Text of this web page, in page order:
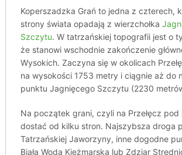
Koperszadzka Grań to jedna z czterech,
strony świata opadają z wierzchołka
Szczytu. W tatrzańskiej topografii jest o
że stanowi wschodnie zakończenie
Wysokich. Zaczyna się w okolicach
na wysokości 1753 metry i ciągnie aż do
punktu Jagnięcego Szczytu (2230
Na początek grani, czyli na Przełęcz pod
dostać od kilku stron. Najszybsza droga
Tatrzańskiej Jaworzyny, inne dogodne
Biała Woda Kieżmarska lub Zdziar